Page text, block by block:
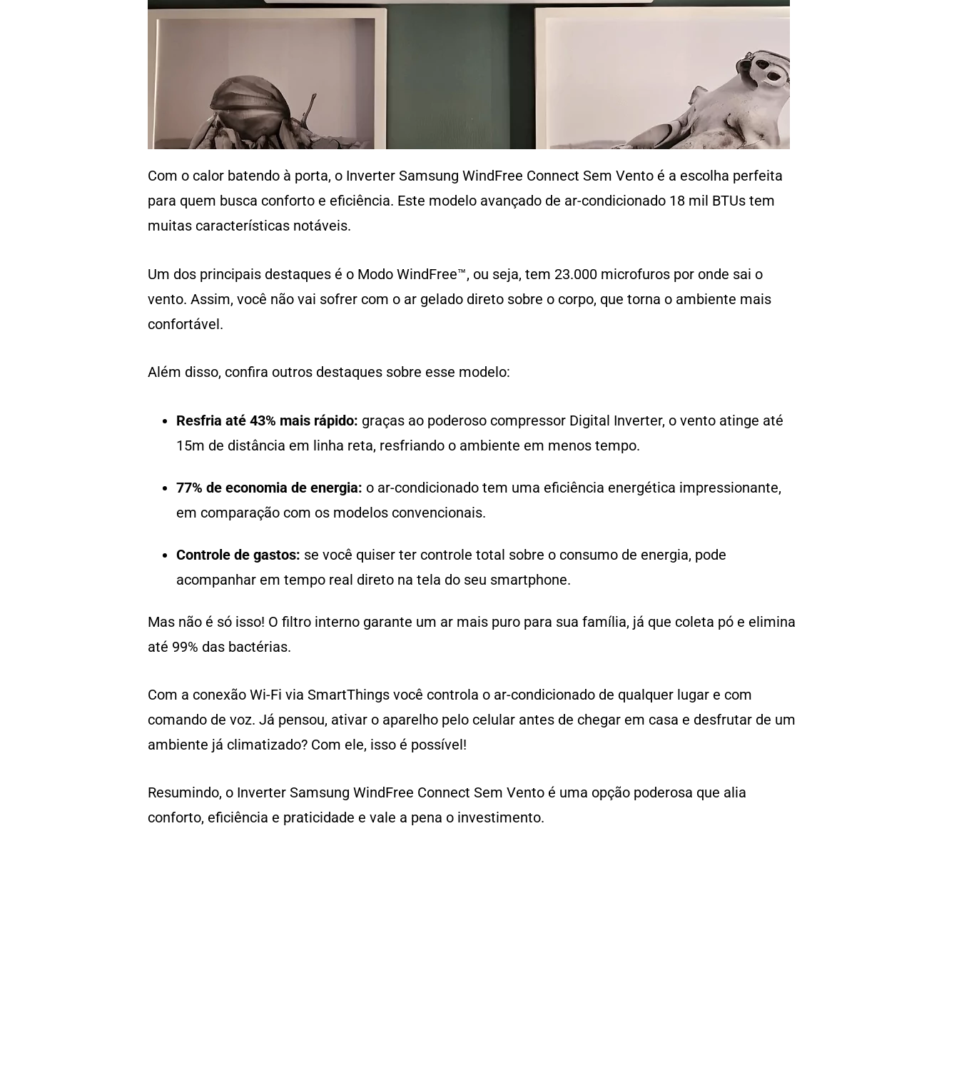
Com o calor batendo à porta, o Inverter Samsung WindFree Connect Sem Vento é a escolha perfeita
para quem busca conforto e eficiência. Este modelo avançado de ar-condicionado 18 mil BTUs tem
muitas características notáveis.
Um dos principais destaques é o Modo WindFree™, ou seja, tem 23.000 microfuros por onde sai o
vento. Assim, você não vai sofrer com o ar gelado direto sobre o corpo, que torna o ambiente mais
confortável.
Além disso, confira outros destaques sobre esse modelo:
Resfria até 43% mais rápido: graças ao poderoso compressor Digital Inverter, o vento atinge até
15m de distância em linha reta, resfriando o ambiente em menos tempo.
77% de economia de energia: o ar-condicionado tem uma eficiência energética impressionante,
em comparação com os modelos convencionais.
Controle de gastos: se você quiser ter controle total sobre o consumo de energia, pode
acompanhar em tempo real direto na tela do seu smartphone.
Mas não é só isso! O filtro interno garante um ar mais puro para sua família, já que coleta pó e elimina
até 99% das bactérias.
Com a conexão Wi-Fi via SmartThings você controla o ar-condicionado de qualquer lugar e com
comando de voz. Já pensou, ativar o aparelho pelo celular antes de chegar em casa e desfrutar de um
ambiente já climatizado? Com ele, isso é possível!
Resumindo, o Inverter Samsung WindFree Connect Sem Vento é uma opção poderosa que alia
conforto, eficiência e praticidade e vale a pena o investimento.